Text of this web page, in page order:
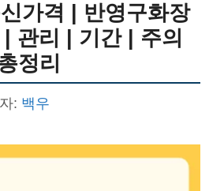
가격 | 반영구화장
관리 | 기간 | 주의
정리
: 백우